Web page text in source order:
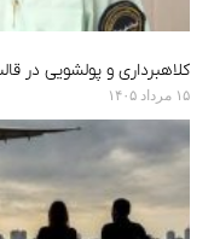
کلاهبرداری و پولشویی در
۱۵ مرداد ۱۴۰۵